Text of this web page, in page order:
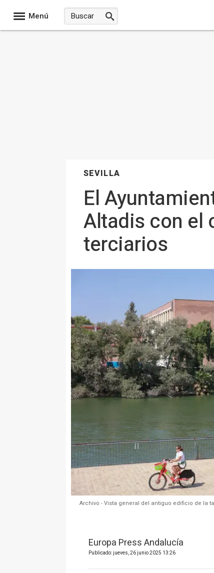
Menú
SEVILLA
El
Altadis con el
terciarios
Archivo - Vista general del antiguo edificio de la
Europa Press Andalucía
Publicado: jueves, 26 junio 2025 13:26